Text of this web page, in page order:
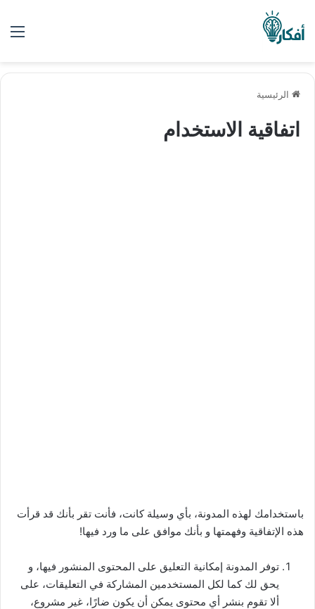
الرئيسية
اتفاقية الاستخدام
باستخدامك ﻟﻬﺬﻩ ﺍﻟﻤﺪﻭﻧﺔ، ﺑﺄﻱ ﻭﺳﻴﻠﺔ ﻛﺎﻧﺖ، ﻓﺄﻧﺖ ﺗﻘﺮ ﺑﺄﻧﻚ ﻗﺪ ﻗﺮﺃﺕ
ﻫﺬﻩ ﺍلإﺗﻔﺎﻗﻴﺔ ﻭﻓﻬﻤﺘﻬﺎ ﻭ ﺑﺄﻧﻚ ﻣﻮﺍﻓﻖ ﻋﻠﻰ ﻣﺎ ﻭﺭﺩ ﻓﻴﻬﺎ!
ﺗﻮﻓﺮ ﺍﻟﻤﺪﻭﻧﺔ ﺇﻣﻜﺎﻧﻴﺔ ﺍﻟﺘﻌﻠﻴﻖ ﻋﻠﻰ ﺍﻟﻤﺤﺘﻮﻯ ﺍﻟﻤﻨﺸﻮﺭ ﻓﻴﻬﺎ، و
ﻳﺤﻖ ﻟﻚ ﻛﻤﺎ ﻟﻜﻞ ﺍﻟﻤﺴﺘﺨﺪﻣﻴﻦ ﺍﻟﻤﺸﺎﺭﻛﺔ ﻓﻲ التعليقات، ﻋﻠﻰ
ﺃﻻ ﺗﻘﻮﻡ ﺑﻨﺸﺮ ﺃﻱ ﻣﺤﺘﻮﻯ ﻳﻤﻜﻦ ﺃﻥ ﻳﻜﻮﻥ ﺿﺎﺭًﺍ، ﻏﻴﺮ ﻣﺸﺮﻭﻉ،